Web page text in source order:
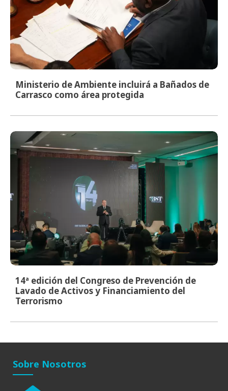
Ministerio de Ambiente incluirá a Bañados de
Carrasco como área protegida
14ª edición del Congreso de Prevención de
Lavado de Activos y Financiamiento del
Terrorismo
Sobre Nosotros